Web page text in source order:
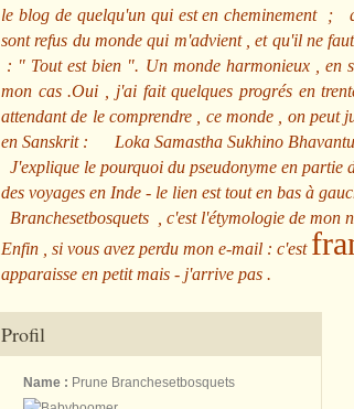
le blog de quelqu'un qui est en cheminement ;
sont refus du monde qui m'advient , et qu'il ne
: " Tout est bien ". Un monde harmonieux , en
mon cas .Oui , j'ai fait quelques progrés en
attendant de le comprendre , ce monde , on peut
en Sanskrit : Loka Samastha Sukhino Bhavantu
J'explique le pourquoi du pseudonyme en
des voyages en Inde - le lien est tout en bas à
Branchesetbosquets
, c'est l'étymologie de mon
Enfin , si vous avez perdu mon e-mail : c'est
apparaisse en petit mais - j'arrive pas .
Profil
Name : Prune Branchesetbosquets